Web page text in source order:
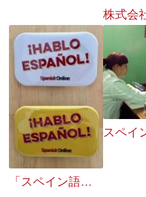
「スペイン語を話せます」バッジ作りました